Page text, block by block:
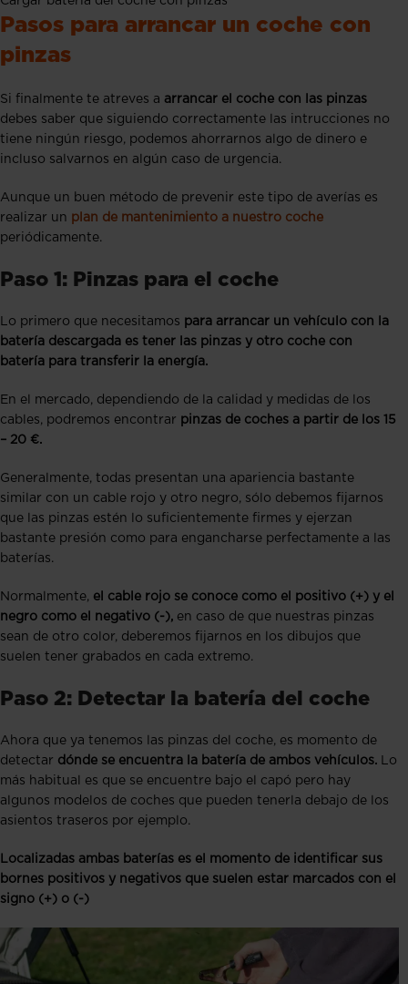
Pasos para arrancar un coche con
pinzas
Si finalmente te atreves a arrancar el coche con las pinzas
debes saber que siguiendo correctamente las intrucciones no
tiene ningún riesgo, podemos ahorrarnos algo de dinero e
incluso salvarnos en algún caso de urgencia.
Aunque un buen método de prevenir este tipo de averías es
realizar un plan de mantenimiento a nuestro coche
periódicamente.
Paso 1: Pinzas para el coche
Lo primero que necesitamos para arrancar un vehículo con la
batería descargada es tener las pinzas y otro coche con
batería para transferir la energía.
En el mercado, dependiendo de la calidad y medidas de los
cables, podremos encontrar pinzas de coches a partir de los 15
– 20 €.
Generalmente, todas presentan una apariencia bastante
similar con un cable rojo y otro negro, sólo debemos fijarnos
que las pinzas estén lo suficientemente firmes y ejerzan
bastante presión como para engancharse perfectamente a las
baterías.
Normalmente, el cable rojo se conoce como el positivo (+) y el
negro como el negativo (-), en caso de que nuestras pinzas
sean de otro color, deberemos fijarnos en los dibujos que
suelen tener grabados en cada extremo.
Paso 2: Detectar la batería del coche
Ahora que ya tenemos las pinzas del coche, es momento de
detectar d ónde se encuentra la batería de ambos vehículos. Lo
más habitual es que se encuentre bajo el capó pero hay
algunos modelos de coches que pueden tenerla debajo de los
asientos traseros por ejemplo.
Localizadas ambas baterías es el momento de identificar sus
bornes positivos y negativos que suelen estar marcados con el
signo (+) o (-)